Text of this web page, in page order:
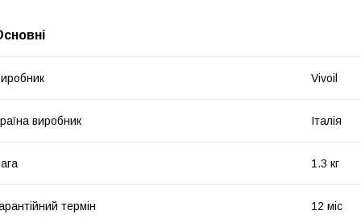
Vivoil
виробник Італія
1.3 кг
термін 12 міс